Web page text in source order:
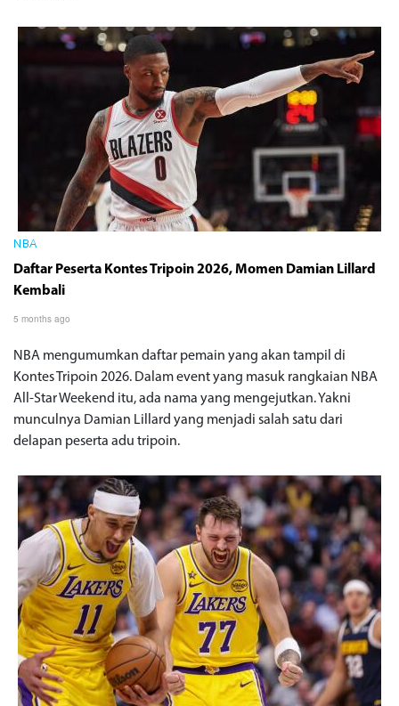
NBA
Daftar Peserta Kontes Tripoin 2026, Momen Damian Lillard
Kembali
5 months ago
NBA mengumumkan daftar pemain yang akan tampil di
Kontes Tripoin 2026. Dalam event yang masuk rangkaian NBA
All-Star Weekend itu, ada nama yang mengejutkan. Yakni
munculnya Damian Lillard yang menjadi salah satu dari
delapan peserta adu tripoin.